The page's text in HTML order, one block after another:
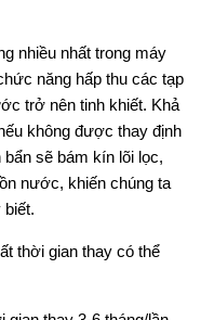
nhiều nhất trong máy
năng hấp thu các tạp
trở nên tinh khiết. Khả
không được thay định
sẽ bám kín lõi lọc,
nước, khiến chúng ta
biết.
thời gian thay có thể